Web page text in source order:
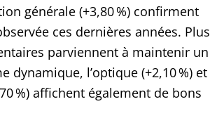
générale (+3,80 %) confirment
ces dernières années. Plus
parviennent à maintenir un
dynamique, l’optique (+2,10 %) et
%) affichent également de bons